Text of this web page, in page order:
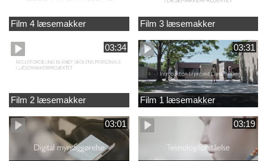
Film 4 læsemakker Film 3 læsemakker
03:34
Film 2 læsemakker
03:31
Film 1 læsemakker
03:01 03:19